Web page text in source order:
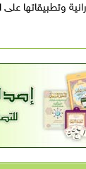
وتطبيقاتها